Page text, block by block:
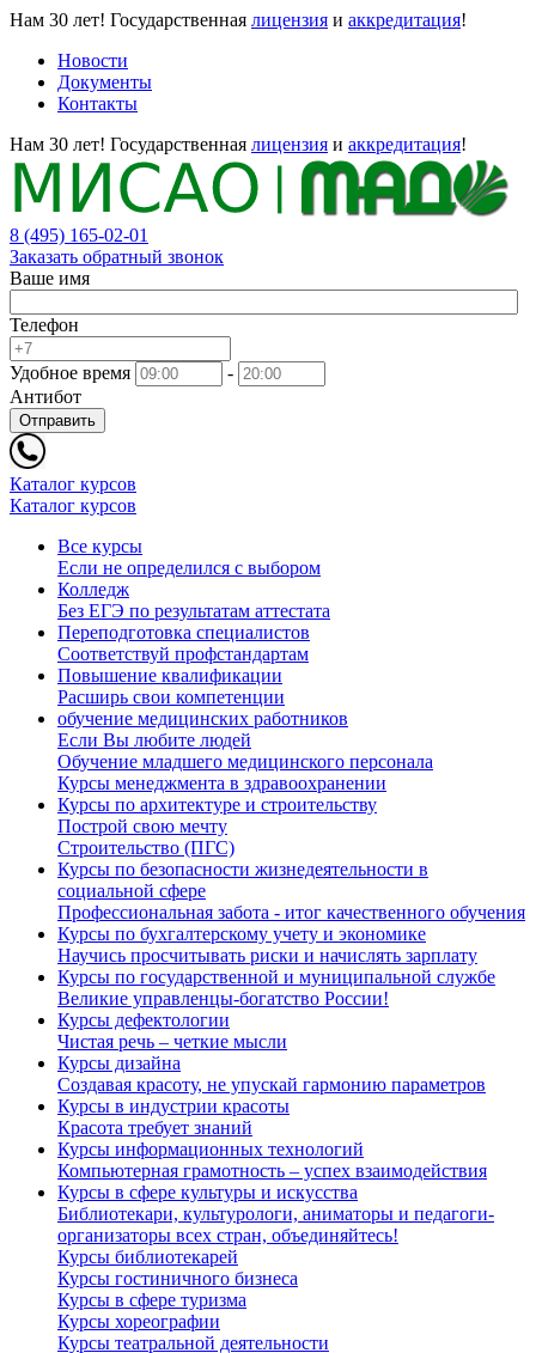
Нам 30 лет! Государственная лицензия и аккредитация!
Новости
Документы
Контакты
Нам 30 лет! Государственная лицензия и аккредитация!
8 (495) 165-02-01
Заказать обратный звонок
Ваше имя
Телефон
Удобное время
-
Антибот
Отправить
Каталог курсов
Каталог курсов
Все курсы
Если не определился с выбором
Колледж
Без ЕГЭ по результатам аттестата
Переподготовка специалистов
Соответствуй профстандартам
Повышение квалификации
Расширь свои компетенции
обучение медицинских работников
Если Вы любите людей
Обучение младшего медицинского персонала
Курсы менеджмента в здравоохранении
Курсы по архитектуре и строительству
Построй свою мечту
Строительство (ПГС)
Курсы по безопасности жизнедеятельности в
социальной сфере
Профессиональная забота - итог качественного обучения
Курсы по бухгалтерскому учету и экономике
Научись просчитывать риски и начислять зарплату
Курсы по государственной и муниципальной службе
Великие управленцы-богатство России!
Курсы дефектологии
Чистая речь – четкие мысли
Курсы дизайна
Создавая красоту, не упускай гармонию параметров
Курсы в индустрии красоты
Красота требует знаний
Курсы информационных технологий
Компьютерная грамотность – успех взаимодействия
Курсы в сфере культуры и искусства
Библиотекари, культурологи, аниматоры и педагоги-
организаторы всех стран, объединяйтесь!
Курсы библиотекарей
Курсы гостиничного бизнеса
Курсы в сфере туризма
Курсы хореографии
Курсы театральной деятельности